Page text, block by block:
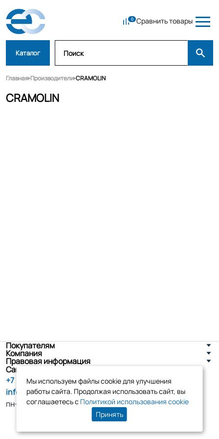
Сравнить товары
Каталог
Главная Производители CRAMOLIN
CRAMOLIN
Покупателям
Компания
Правовая информация
Санкт-Петербург, ул. Новоселов д. 8
+7 (800) 555-86-90
info@tk-elko.ru
пн-пт, 10:00 - 18:00
Мы используем файлы cookie для улучшения
работы сайта. Продолжая использовать сайт, вы
соглашаетесь с Политикой использования cookie
Принять